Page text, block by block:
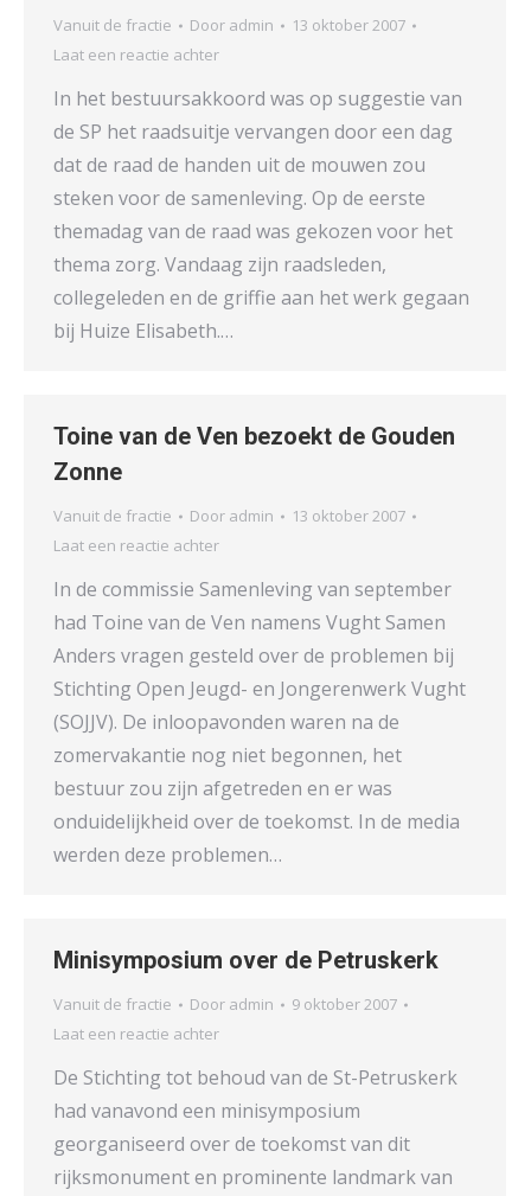
Vanuit de fractie Door admin
13 oktober 2007
Laat een reactie achter
In het bestuursakkoord was op suggestie van
de SP het raadsuitje vervangen door een dag
dat de raad de handen uit de mouwen zou
steken voor de samenleving. Op de eerste
themadag van de raad was gekozen voor het
thema zorg. Vandaag zijn raadsleden,
collegeleden en de griffie aan het werk gegaan
bij Huize Elisabeth.…
Toine van de Ven bezoekt de Gouden
Zonne
Vanuit de fractie Door admin
13 oktober 2007
Laat een reactie achter
In de commissie Samenleving van september
had Toine van de Ven namens Vught Samen
Anders vragen gesteld over de problemen bij
Stichting Open Jeugd- en Jongerenwerk Vught
(SOJJV). De inloopavonden waren na de
zomervakantie nog niet begonnen, het
bestuur zou zijn afgetreden en er was
onduidelijkheid over de toekomst. In de media
werden deze problemen…
Minisymposium over de Petruskerk
Vanuit de fractie Door admin
9 oktober 2007
Laat een reactie achter
De Stichting tot behoud van de St-Petruskerk
had vanavond een minisymposium
georganiseerd over de toekomst van dit
rijksmonument en prominente landmark van